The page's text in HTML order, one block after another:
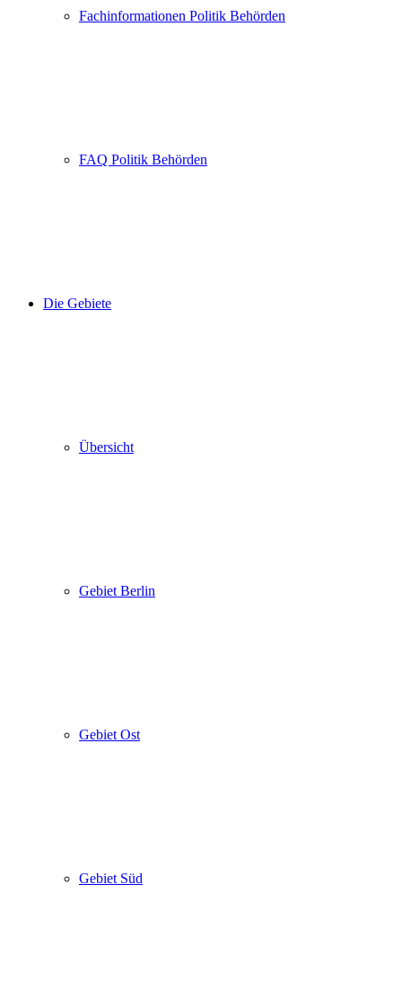
Fachinformationen Politik Behörden
FAQ Politik Behörden
Die Gebiete
Übersicht
Gebiet Berlin
Gebiet Ost
Gebiet Süd